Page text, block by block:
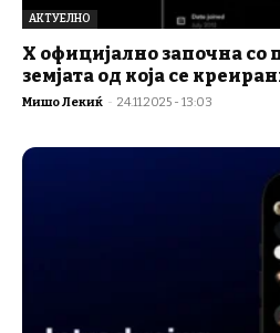
АКТУЕЛНО
X официјално започна
земјата од која се
Мишо Лекиќ - 24.11.2025 - 13:03